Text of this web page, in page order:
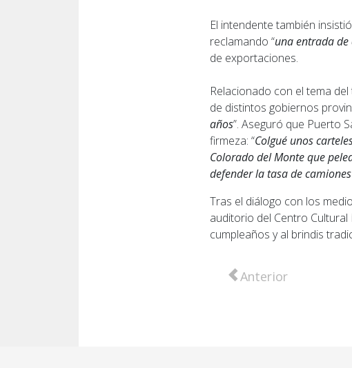
El intendente también
reclamando “una entrada
de exportaciones.
Relacionado con el tema
de distintos gobiernos
años”. Aseguró que Puerto
firmeza: “Colgué unos
Colorado del Monte que
defender la tasa de
Tras el diálogo con los
auditorio del Centro
cumpleaños y al brindis
Artículo anterior:
Anterior